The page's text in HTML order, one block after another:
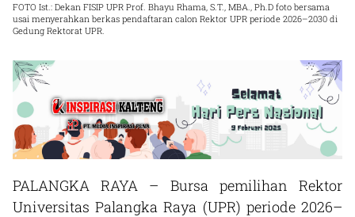
FOTO Ist.: Dekan FISIP UPR Prof. Bhayu Rhama, S.T., MBA., Ph.D foto bersama
usai menyerahkan berkas pendaftaran calon Rektor UPR periode 2026–2030 di
Gedung Rektorat UPR.
PALANGKA RAYA – Bursa pemilihan Rektor
Universitas Palangka Raya (UPR) periode 2026–